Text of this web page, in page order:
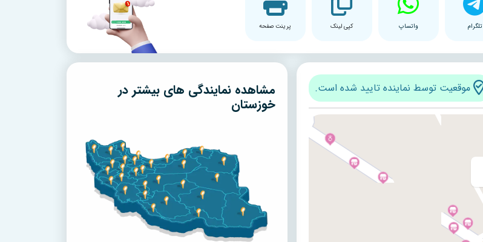
تلگرام واتساپ کپی لینک پرینت صفحه
موقعیت توسط نماینده تایید شده است. مشاهده نمایندگی های بیشتر در
خوزستان